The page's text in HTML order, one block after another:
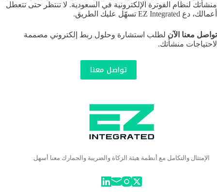
منشأتك لنظام الفوترة الإلكترونية في السعودية. لا تنتظر حتى تتعطل
أعمالك، دع EZ Integrated تسهّل عليك الطريق.
تواصل معنا الآن لطلب استشارة وحلول ربط إلكتروني مصممة
لاحتياجات منشأتك.
تواصل معنا
الإمتثال والتكامل مع أنظمة هيئة الزكاة والضريبة والجمارك معنا أسهل